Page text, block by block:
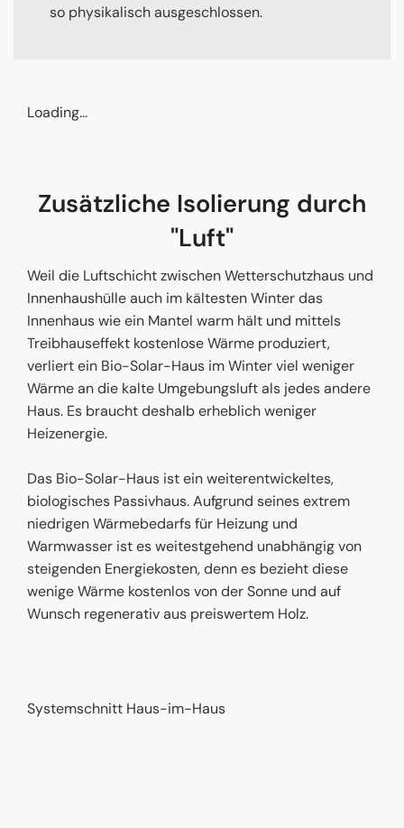
so physikalisch ausgeschlossen.
Loading...
Zusätzliche Isolierung durch
"Luft"
Weil die Luftschicht zwischen Wetterschutzhaus und
Innenhaushülle auch im kältesten Winter das
Innenhaus wie ein Mantel warm hält und mittels
Treibhauseffekt kostenlose Wärme produziert,
verliert ein Bio-Solar-Haus im Winter viel weniger
Wärme an die kalte Umgebungsluft als jedes andere
Haus. Es braucht deshalb erheblich weniger
Heizenergie.
Das Bio-Solar-Haus ist ein weiterentwickeltes,
biologisches Passivhaus. Aufgrund seines extrem
niedrigen Wärmebedarfs für Heizung und
Warmwasser ist es weitestgehend unabhängig von
steigenden Energiekosten, denn es bezieht diese
wenige Wärme kostenlos von der Sonne und auf
Wunsch regenerativ aus preiswertem Holz.
Systemschnitt Haus-im-Haus